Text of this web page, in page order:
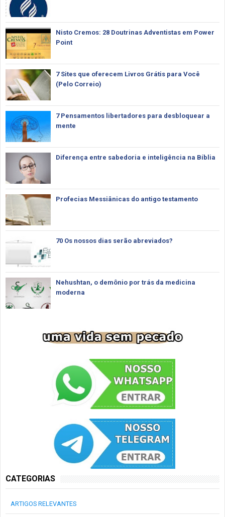
Nisto Cremos: 28 Doutrinas Adventistas em Power
Point
7 Sites que oferecem Livros Grátis para Você
(Pelo Correio)
7 Pensamentos libertadores para desbloquear a
mente
Diferença entre sabedoria e inteligência na Bíblia
Profecias Messiânicas do antigo testamento
70 Os nossos dias serão abreviados?
Nehushtan, o demônio por trás da medicina
moderna
CATEGORIAS
ARTIGOS RELEVANTES